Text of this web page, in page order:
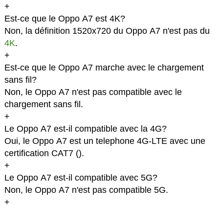
+
Est-ce que le Oppo A7 est 4K?
Non, la définition 1520x720 du Oppo A7 n'est pas du
4K.
+
Est-ce que le Oppo A7 marche avec le chargement
sans fil?
Non, le Oppo A7 n'est pas compatible avec le
chargement sans fil.
+
Le Oppo A7 est-il compatible avec la 4G?
Oui, le Oppo A7 est un telephone 4G-LTE avec une
certification CAT7 ().
+
Le Oppo A7 est-il compatible avec 5G?
Non, le Oppo A7 n'est pas compatible 5G.
+